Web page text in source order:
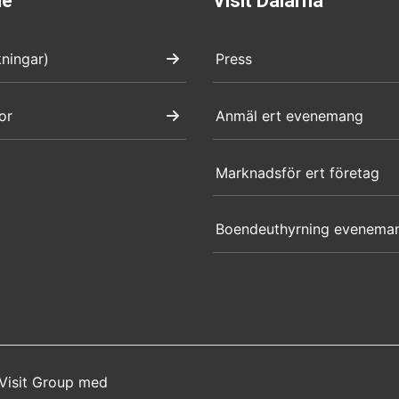
Press
Anmäl ert evenemang
Marknadsför ert företag
Boendeuthyrning
Group med